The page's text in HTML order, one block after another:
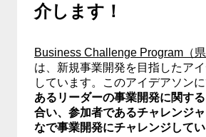
介します！
Business Challenge Program（県
は、新規事業開発を目指したア
しています。このアイデアソンに
あるリーダーの事業開発に関す
合い、参加者であるチャレンジ
なで事業開発にチャレンジしてい